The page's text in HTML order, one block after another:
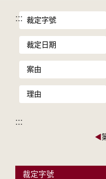
::: 裁定字號
裁定日期
案由
理由
:::
◀
裁定字號